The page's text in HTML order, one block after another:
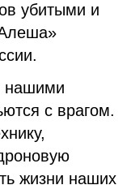
убитыми и
нашими
с врагом.
жизни наших